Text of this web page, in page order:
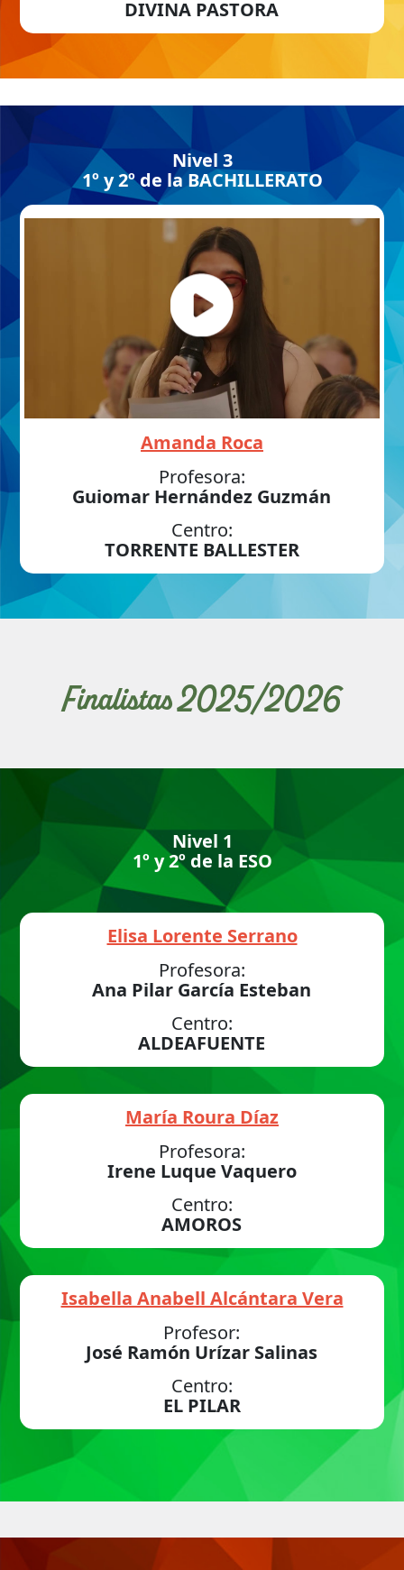
DIVINA PASTORA
Nivel 3
1º y 2º de la BACHILLERATO
Amanda Roca
Profesora:
Guiomar Hernández Guzmán
Centro:
TORRENTE BALLESTER
Finalistas 2025/2026
Nivel 1
1º y 2º de la ESO
Elisa Lorente Serrano
Profesora:
Ana Pilar García Esteban
Centro:
ALDEAFUENTE
María Roura Díaz
Profesora:
Irene Luque Vaquero
Centro:
AMOROS
Isabella Anabell Alcántara Vera
Profesor:
José Ramón Urízar Salinas
Centro:
EL PILAR